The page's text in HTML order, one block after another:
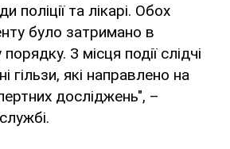
поліції та лікарі. Обох
було затримано в
З місця події слідчі
гільзи, які направлено на
досліджень", –